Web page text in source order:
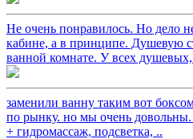
Не очень понравилось. Но дело
кабине, а в принципе. Душевую
ванной комнате. У всех
заменили ванну таким вот
по рынку. но мы очень
+ гидромассаж, подсветка, ..